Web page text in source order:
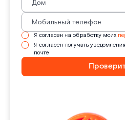
Я согласен на обработку моих
Я согласен получать
почте